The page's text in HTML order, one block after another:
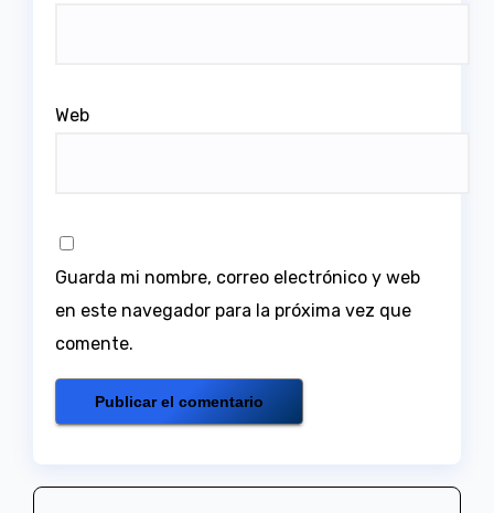
Web
Guarda mi nombre, correo electrónico y web
en este navegador para la próxima vez que
comente.